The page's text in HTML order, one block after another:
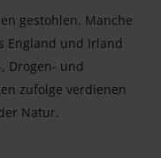
gestohlen. Manche
England und Irland
Drogen- und
zufolge verdienen
Natur.